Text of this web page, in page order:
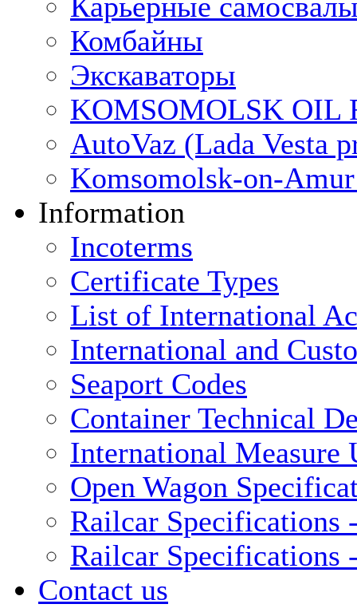
Карьерные
Комбайны
Экскаваторы
KOMSOMOLSK OIL
AutoVaz (Lada Vesta
Komsomolsk-on-
Information
Incoterms
Certificate Types
List of International
International and
Seaport Codes
Container Technical
International Measure
Open Wagon
Railcar Specifications
Railcar Specifications
Contact us